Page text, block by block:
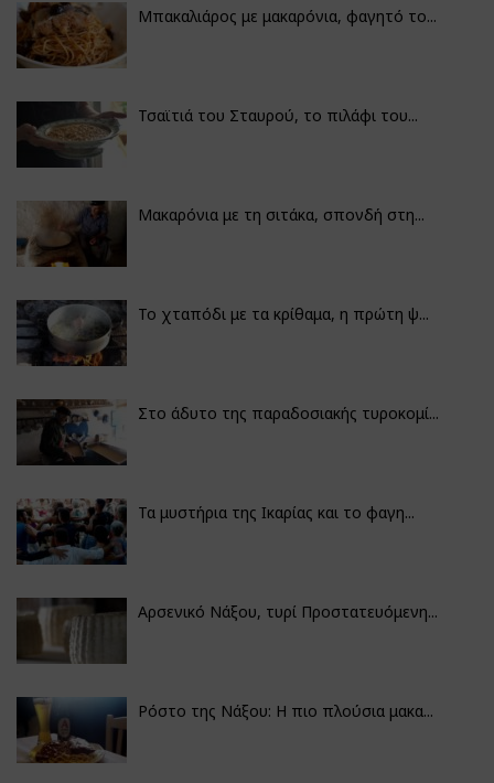
Μπακαλιάρος με μακαρόνια, φαγητό το...
Τσαϊτιά του Σταυρού, το πιλάφι του...
Μακαρόνια με τη σιτάκα, σπονδή στη...
Το χταπόδι με τα κρίθαμα, η πρώτη ψ...
Στο άδυτο της παραδοσιακής τυροκομί...
Τα μυστήρια της Ικαρίας και το φαγη...
Αρσενικό Νάξου, τυρί Προστατευόμενη...
Ρόστο της Νάξου: Η πιο πλούσια μακα...